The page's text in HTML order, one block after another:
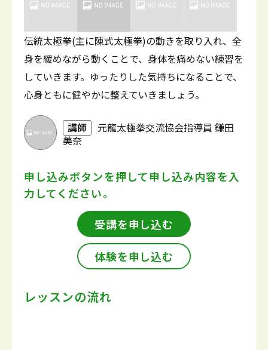
伝統太極拳(主に陳式太極拳)の動きを取り入れ、全
身を緩めながら動くことで、身体を痛めない練習を
していきます。ゆったりした気持ちになることで、
心身ともに健やかに整えていきましょう。
講師
元龍太極拳交流協会指導員 鎌田
美奈
申し込みボタンを押して申し込み内容を入
力してください。
受講を申し込む
体験を申し込む
レッスンの流れ